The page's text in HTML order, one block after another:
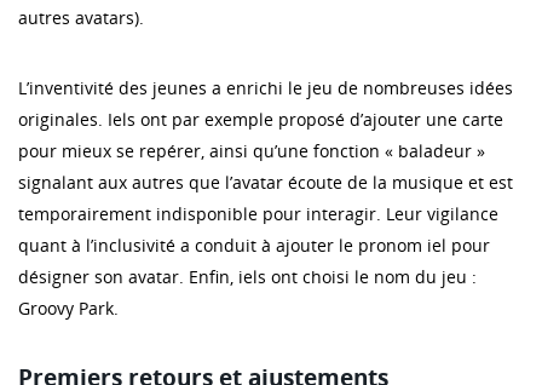
autres avatars).
L’inventivité des jeunes a enrichi le jeu de nombreuses idées
originales. Iels ont par exemple proposé d’ajouter une carte
pour mieux se repérer, ainsi qu’une fonction « baladeur »
signalant aux autres que l’avatar écoute de la musique et est
temporairement indisponible pour interagir. Leur vigilance
quant à l’inclusivité a conduit à ajouter le pronom iel pour
désigner son avatar. Enfin, iels ont choisi le nom du jeu :
Groovy Park.
Premiers retours et ajustements